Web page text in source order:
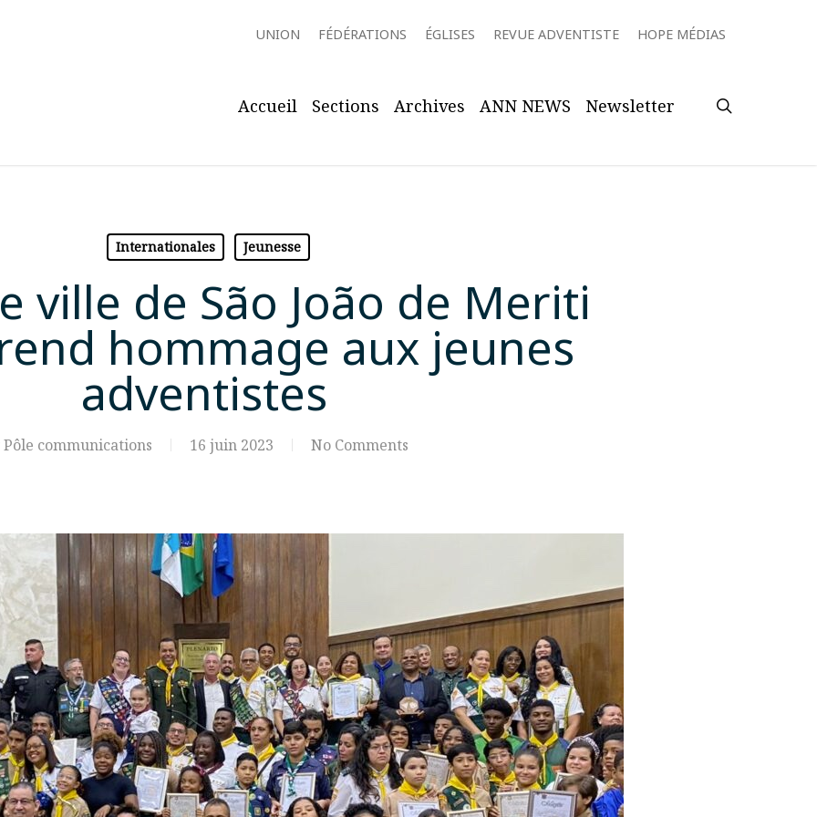
UNION FÉDÉRATIONS ÉGLISES REVUE ADVENTISTE HOPE MÉDIAS
Accueil Sections Archives ANN NEWS Newsletter
Internationales Jeunesse
ville de São João de Meriti
hommage aux jeunes
adventistes
Pôle communications 16 juin 2023 No Comments